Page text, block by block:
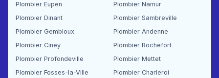
Plombier Eupen
Plombier Namur
Plombier Dinant
Plombier Sambreville
Plombier Gembloux
Plombier Andenne
Plombier Ciney
Plombier Rochefort
Plombier Profondeville
Plombier Mettet
Plombier Fosses-la-Ville
Plombier Charleroi